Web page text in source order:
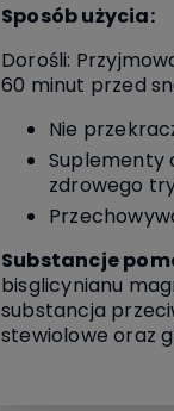
Sposób użycia:
Dorośli:
60 minut przed
Nie
Suplementy
zdrowego
Substancje
bisglicynianu
substancja
stewiolowe oraz